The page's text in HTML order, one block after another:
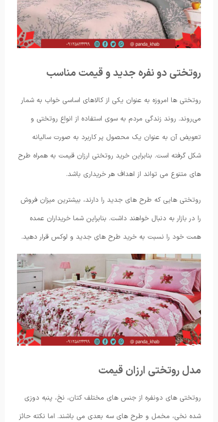
روتختی دو نفره جدید و قیمت مناسب
روتختی ها امروزه به عنوان یکی از کالاهای اساسی خواب به شمار
می‌روند. روند زندگی مردم به سوی استفاده از انواع روتختی و
تعویض آن به عنوان یک محصول پر کاربرد به صورت سالیانه
شکل گرفته است. بنابراین خرید روتختی ارزان قیمت به همراه طرح
های متنوع می تواند از اهداف هر خریداری باشد.
روتختی هایی که طرح های جدید را دارند، بیشترین میزان فروش
را در بازار به دنبال خواهند داشت. بنابراین شما خریداران عمده
همت خود را نسبت به خرید طرح های جدید و لوکس قرار دهید.
مدل روتختی ارزان قیمت
روتختی های دونفره از جنس های مختلف کتان، نخ، پنبه دوزی
شده نخی، مخمل و طرح های سه بعدی می باشند. اما نکته حائز